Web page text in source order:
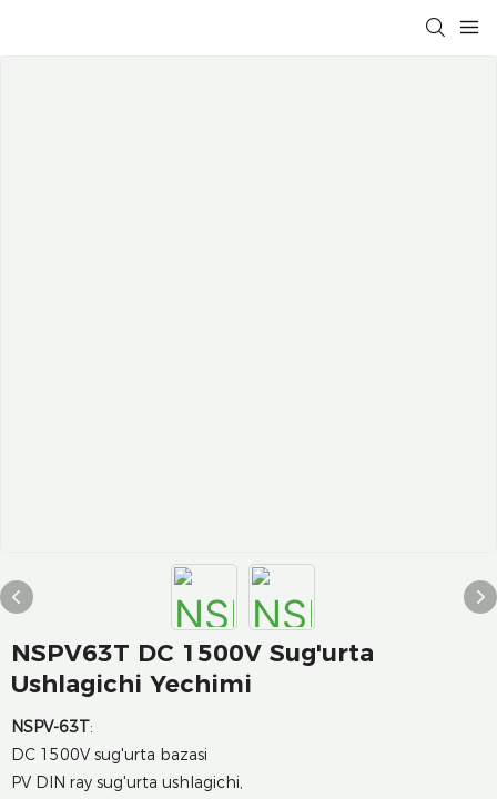
NSPV63T DC 1500V Sug'urta
Ushlagichi Yechimi
NSPV-63T:
DC 1500V sug'urta bazasi
PV DIN ray sug'urta ushlagichi,